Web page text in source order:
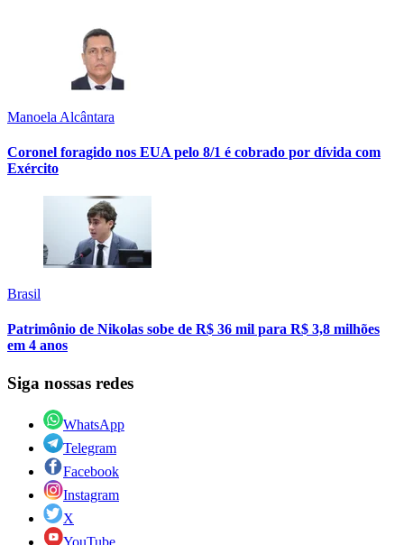
Manoela Alcântara
Coronel foragido nos EUA pelo 8/1 é cobrado por dívida com
Exército
Brasil
Patrimônio de Nikolas sobe de R$ 36 mil para R$ 3,8 milhões
em 4 anos
Siga nossas redes
WhatsApp
Telegram
Facebook
Instagram
X